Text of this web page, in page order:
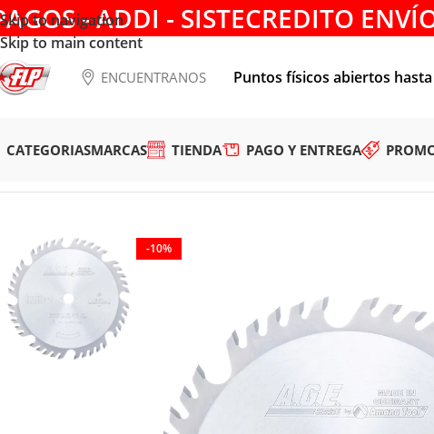
Skip to navigation
Skip to main content
- ADDI - SISTECREDITO
ENCUENTRANOS Puntos físicos abiertos hasta
CATEGORIASMARCAS TIENDA PAGO Y ENTREGA
-10%